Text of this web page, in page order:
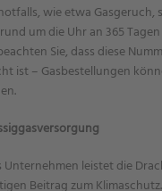
wie etwa
um die Uhr an 365
Sie, dass diese
ist – Gasbestellungen
Unternehmen leistet die
Beitrag zum